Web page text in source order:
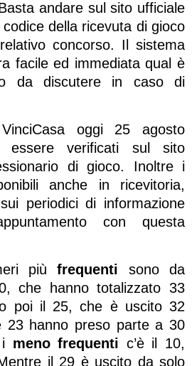
andare sul sito ufficiale
della ricevuta di gioco
concorso. Il sistema
facile ed immediata qual è
da discutere in caso di
oggi 25 agosto
essere verificati sul sito
di gioco. Inoltre i
anche in ricevitoria,
periodici di informazione
con questa
piùfrequenti sono da
che hanno totalizzato 33
poi il 25, che è uscito 32
23 hanno preso parte a 30
meno frequenti c’è il 10,
il 29 è uscito da solo